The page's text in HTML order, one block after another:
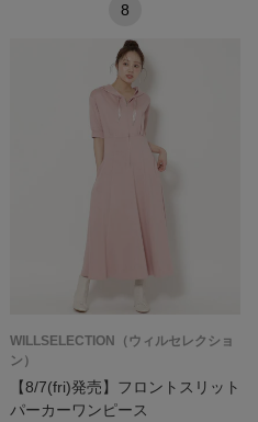
8
WILLSELECTION（ウィルセレクショ
ン）
【8/7(fri)発売】フロントスリット
パーカーワンピース